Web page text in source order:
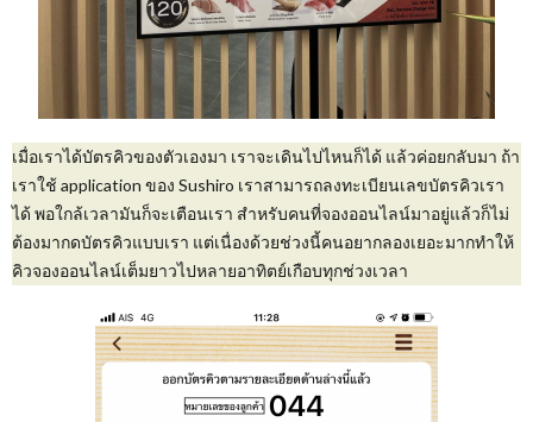
เมื่อเราได้บัตรคิวของตัวเองมา เราจะเดินไปไหนก็ได้ แล้วค่อยกลับมา ถ้า
เราใช้ application ของ Sushiro เราสามารถลงทะเบียนเลขบัตรคิวเรา
ได้ พอใกล้เวลามันก็จะเตือนเรา สำหรับคนที่จองออนไลน์มาอยู่แล้วก็ไม่
ต้องมากดบัตรคิวแบบเรา แต่เนื่องด้วยช่วงนี้คนอยากลองเยอะมากทำให้
คิวจองออนไลน์เต็มยาวไปหลายอาทิตย์เกือบทุกช่วงเวลา